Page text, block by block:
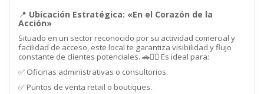
📍 Ubicación Estratégica: «En el Corazón de la
Acción»
Situado en un sector reconocido por su actividad comercial y
facilidad de acceso, este local te garantiza visibilidad y flujo
constante de clientes potenciales. 🚗🚶‍♂️ Es ideal para:
✅ Oficinas administrativas o consultorios.
✅ Puntos de venta retail o boutiques.